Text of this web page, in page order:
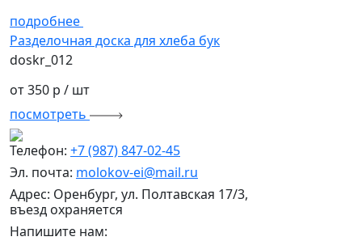
подробнее
Разделочная доска для хлеба бук
doskr_012
от 350 р / шт
посмотреть
Телефон: +7 (987) 847-02-45
Эл. почта: molokov-ei@mail.ru
Адрес: Оренбург, ул. Полтавская 17/3,
въезд охраняется
Напишите нам: